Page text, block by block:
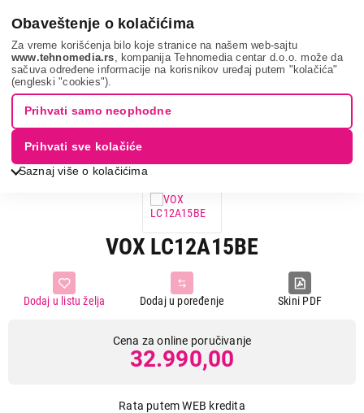
Obaveštenje o kolačićima
Za vreme korišćenja bilo koje stranice na našem web-sajtu
www.tehnomedia.rs , kompanija Tehnomedia centar d.o.o. može da
sačuva određene informacije na korisnikov uređaj putem "kolačića"
(engleski "cookies").
Saznaj više o kolačićima
Prihvati samo neophodne
Prihvati sve kolačiće
Bela tehnika Mašine za pranje sudova
Samostojeće mašine
za pranje sudova
Vox lc12a15be...
VOX LC12A15BE
Skini PDF
Dodaj u poređenje
Dodaj u listu želja
Cena za online poručivanje
32.990,00
Rata putem WEB kredita